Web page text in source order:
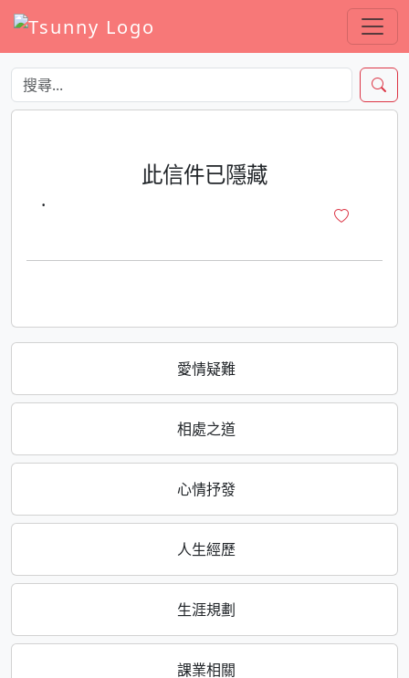
愛情疑難
相處之道
心情抒發
人生經歷
生涯規劃
課業相關
此信件已隱藏
·